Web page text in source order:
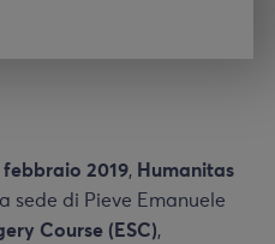
febbraio 2019, Humanitas
sede di Pieve Emanuele
Course (ESC),